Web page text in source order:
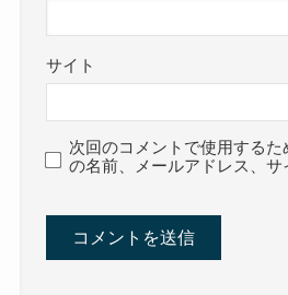
サイト
次回のコメントで使用する
の名前、メールアドレス、サ